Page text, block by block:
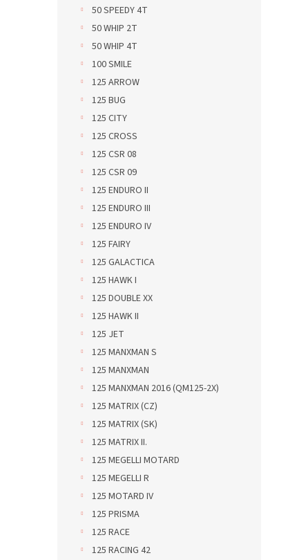
50 SPEEDY 4T
50 WHIP 2T
50 WHIP 4T
100 SMILE
125 ARROW
125 BUG
125 CITY
125 CROSS
125 CSR 08
125 CSR 09
125 ENDURO II
125 ENDURO III
125 ENDURO IV
125 FAIRY
125 GALACTICA
125 HAWK I
125 DOUBLE XX
125 HAWK II
125 JET
125 MANXMAN S
125 MANXMAN
125 MANXMAN 2016 (QM125-2X)
125 MATRIX (CZ)
125 MATRIX (SK)
125 MATRIX II.
125 MEGELLI MOTARD
125 MEGELLI R
125 MOTARD IV
125 PRISMA
125 RACE
125 RACING 42